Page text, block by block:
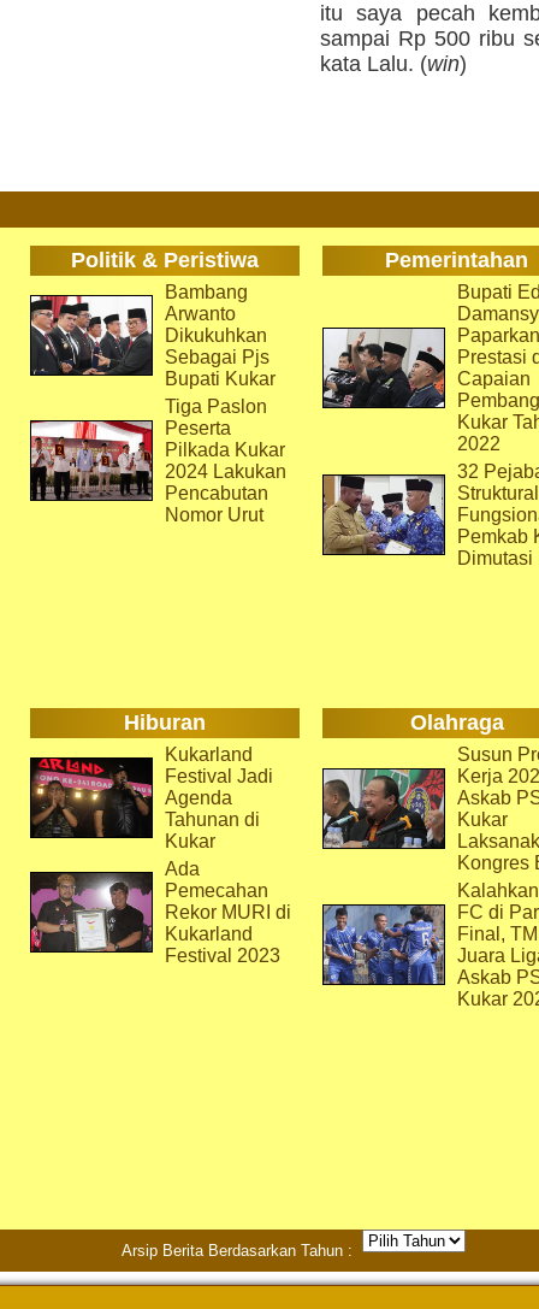
itu saya pecah
sampai Rp 500 ribu
kata Lalu. (win)
Politik & Peristiwa Pemerintahan
Bambang
Arwanto
Dikukuhkan
Sebagai Pjs
Bupati Kukar
Tiga Paslon
Peserta
Pilkada Kukar
2024 Lakukan
Pencabutan
Nomor Urut
Bupati
Paparkan
Prestasi
Capaian
Kukar
2022
32
Pemkab
Dimutasi
Hiburan Olahraga
Kukarland
Festival Jadi
Agenda
Tahunan di
Kukar
Ada
Pemecahan
Rekor MURI di
Kukarland
Festival 2023
Susun
Kerja
Askab
Kukar
Kongres
FC di
Final,
Juara
Askab
Kukar
Arsip Berita Berdasarkan Tahun :